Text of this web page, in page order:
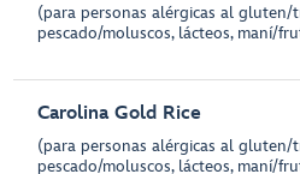
(para personas alérgicas al gluten/
pescado/moluscos, lácteos, maní/
Carolina Gold Rice
(para personas alérgicas al gluten/
pescado/moluscos, lácteos, maní/